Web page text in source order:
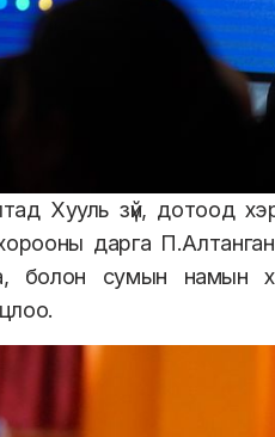
Хууль зүй, дотоод
дарга
сумын намын